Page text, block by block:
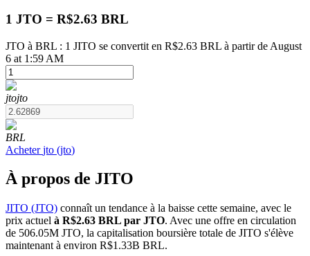
Futures USDT
Futures COIN-M
Contrats à terme sur crypto-monnaie
1 JTO = R$2.63 BRL
JTO à BRL : 1 JITO se convertit en R$2.63 BRL à partir de August
6 at 1:59 AM
jtojto
BRL
Acheter jto (jto)
À propos de JITO
JITO (JTO) connaît un tendance à la baisse cette semaine, avec le
prix actuel à R$2.63 BRL par JTO. Avec une offre en circulation
de 506.05M JTO, la capitalisation boursière totale de JITO s'élève
maintenant à environ R$1.33B BRL.